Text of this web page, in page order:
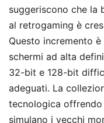
suggeriscono che la
al retrogaming è
Questo incremento
schermi ad alta
32-bit e 128-bit
adeguati. La
tecnologica
simulano i vecchi